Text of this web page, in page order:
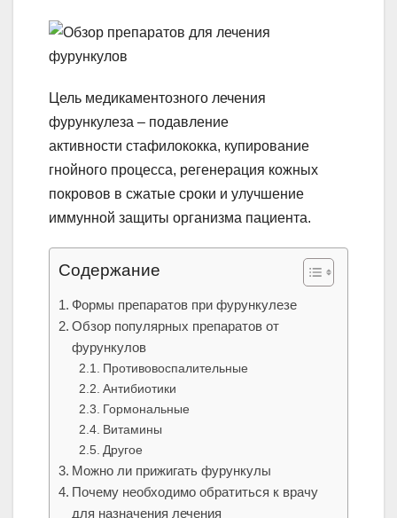
Цель медикаментозного лечения
фурункулеза – подавление
активности стафилококка, купирование
гнойного процесса, регенерация кожных
покровов в сжатые сроки и улучшение
иммунной защиты организма пациента.
Содержание
Формы препаратов при фурункулезе
Обзор популярных препаратов от
фурункулов
Противовоспалительные
Антибиотики
Гормональные
Витамины
Другое
Можно ли прижигать фурункулы
Почему необходимо обратиться к врачу
для назначения лечения